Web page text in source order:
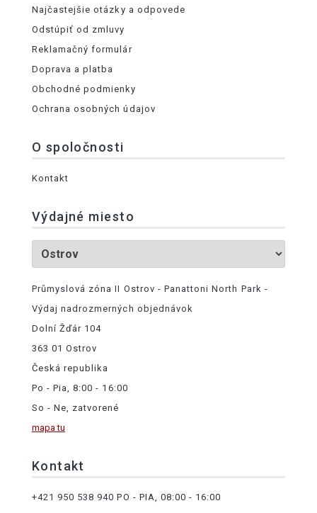
Najčastejšie otázky a odpovede
Odstúpiť od zmluvy
Reklamačný formulár
Doprava a platba
Obchodné podmienky
Ochrana osobných údajov
O spoločnosti
Kontakt
Výdajné miesto
Průmyslová zóna II Ostrov - Panattoni North Park -
Výdaj nadrozmerných objednávok
Dolní Žďár 104
363 01 Ostrov
Česká republika
Po - Pia, 8:00 - 16:00
So - Ne, zatvorené
mapa tu
Kontakt
+421 950 538 940 PO - PIA, 08:00 - 16:00